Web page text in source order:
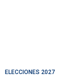
ELECCIONES 2027